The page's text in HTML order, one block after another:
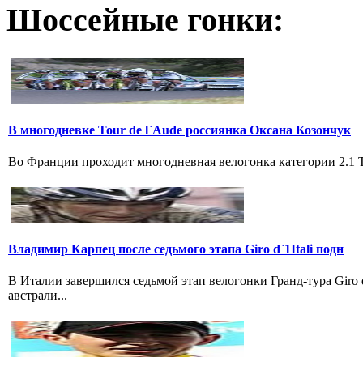
Шоссейные гонки:
В многодневке Tour de l`Aude россиянка Оксана Козончук
Во Франции проходит многодневная велогонка категории
Владимир Карпец после седьмого этапа Giro d`1Itali подн
В Италии завершился седьмой этап велогонки Гранд-тура
австрали...